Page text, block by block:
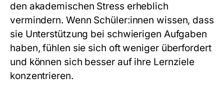
den akademischen Stress erheblich
vermindern. Wenn Schüler:innen wissen, dass
sie Unterstützung bei schwierigen Aufgaben
haben, fühlen sie sich oft weniger überfordert
und können sich besser auf ihre Lernziele
konzentrieren.